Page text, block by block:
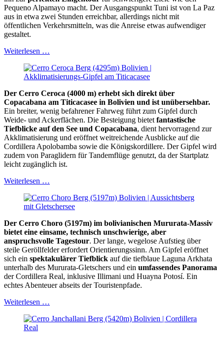
Pequeno Alpamayo macht. Der Ausgangspunkt Tuni ist von La Paz
aus in etwa zwei Stunden erreichbar, allerdings nicht mit
öffentlichen Verkehrsmitteln, was die Anreise etwas aufwendiger
gestaltet.
Weiterlesen …
Der Cerro Ceroca (4000 m) erhebt sich direkt über
Copacabana am Titicacasee in Bolivien und ist unübersehbar.
Ein breiter, wenig befahrener Fahrweg führt zum Gipfel durch
Weide- und Ackerflächen. Die Besteigung bietet fantastische
Tiefblicke auf den See und Copacabana, dient hervorragend zur
Akklimatisierung und eröffnet weitreichende Ausblicke auf die
Cordillera Apolobamba sowie die Königskordillere. Der Gipfel wird
zudem von Paraglidern für Tandemflüge genutzt, da der Startplatz
leicht zugänglich ist.
Weiterlesen …
Der Cerro Choro (5197m) im bolivianischen Mururata-Massiv
bietet eine einsame, technisch unschwierige, aber
anspruchsvolle Tagestour. Der lange, wegelose Aufstieg über
steile Geröllfelder erfordert Orientierungssinn. Am Gipfel eröffnet
sich ein spektakulärer Tiefblick auf die tiefblaue Laguna Arkhata
unterhalb des Mururata-Gletschers und ein umfassendes Panorama
der Cordillera Real, inklusive Illimani und Huayna Potosí. Ein
echtes Abenteuer abseits der Touristenpfade.
Weiterlesen …